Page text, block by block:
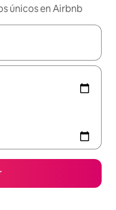
únicos en Airbnb
navega con las